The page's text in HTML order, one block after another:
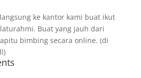
ke kantor kami buat ikut
Buat yang jauh dari
bimbing secara online. (di